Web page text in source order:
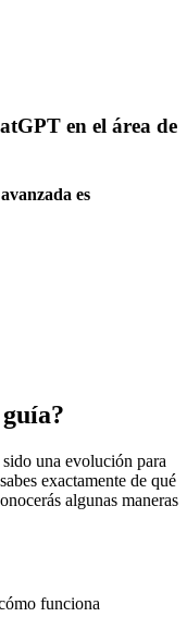
en el área de
es
una evolución para
exactamente de qué
algunas maneras
funciona